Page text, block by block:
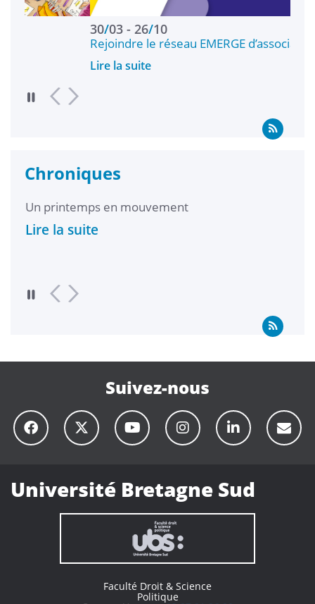
10
Rejoindre le réseau EMERGE d’associations étu…
Chroniques
Un printemps en mouvement
Lire la suite
Suivez-nous
Université Bretagne Sud
Faculté Droit & Science
Politique